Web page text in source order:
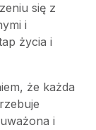
się z
i
życia i
że każda
i